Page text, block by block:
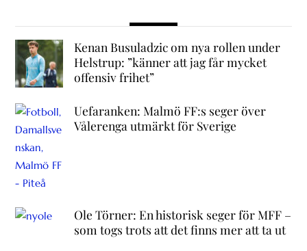
Kenan Busuladzic om nya rollen under
Helstrup: ”känner att jag får mycket
offensiv frihet”
Uefaranken: Malmö FF:s seger över
Vålerenga utmärkt för Sverige
Ole Törner: En historisk seger för MFF –
som togs trots att det finns mer att ta ut